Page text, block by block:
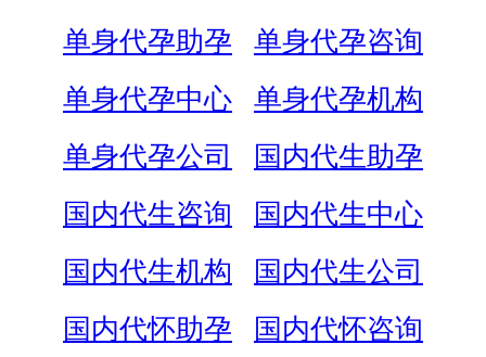
单身代孕助孕
单身代孕咨询
单身代孕中心
单身代孕机构
单身代孕公司
国内代生助孕
国内代生咨询
国内代生中心
国内代生机构
国内代生公司
国内代怀助孕
国内代怀咨询